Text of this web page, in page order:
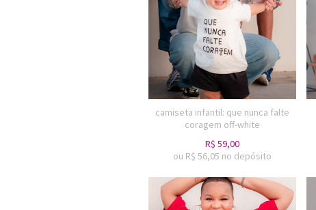
camiseta infantil: que nunca falte
coragem off-white
R$ 59,00
ou R$ 56,05 no depósito